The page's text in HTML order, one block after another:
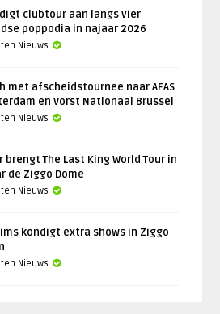
clubtour aan langs vier
poppodia in najaar 2026
Nieuws
met afscheidstournee naar AFAS
en Vorst Nationaal Brussel
Nieuws
brengt The Last King World Tour in
de Ziggo Dome
Nieuws
kondigt extra shows in Ziggo
Nieuws